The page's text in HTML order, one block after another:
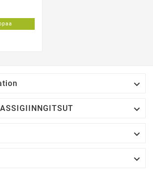



